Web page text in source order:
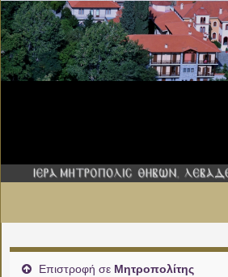
Επιστροφή σε Μητροπολίτης